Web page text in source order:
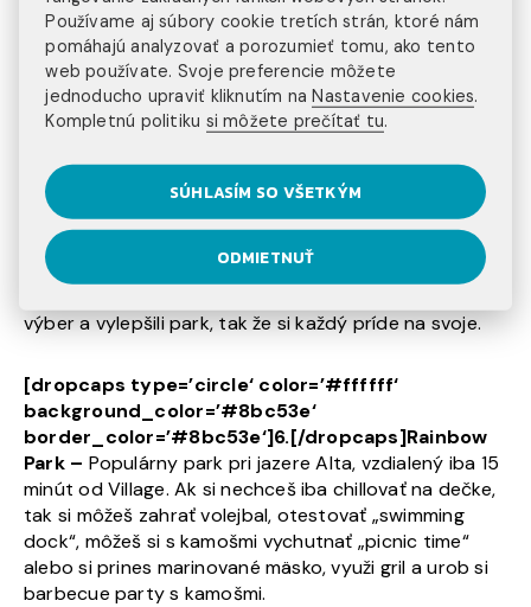
diela staré niekoľko stáročí. Múzeum má 4x do roka
špeciálne exibície malieb, sôch, contemporary filmov a
fotiek.
[dropcaps type=’circle‘ color=’#ffffff‘
background_color=’#fbb043′
border_color=’#fbb043′]5.[/dropcaps]
Whistler
Skate Park– je vynikajúce miesto na oddych
s nohami na skate-e, otvorený je denne od Apríla do
Novembra. Má pre teba pripravené rôzne druhy
výber a vylepšili park, tak že si každý príde na svoje.
[dropcaps type=’circle‘ color=’#ffffff‘
background_color=’#8bc53e‘
border_color=’#8bc53e‘]6.[/dropcaps]Rainbow
Park – Populárny park pri jazere Alta, vzdialený iba 15
minút od Village. Ak si nechceš iba chillovať na dečke,
tak si môžeš zahrať volejbal, otestovať „swimming
dock“, môžeš si s kamošmi vychutnať „picnic time“
alebo si prines marinované mäsko, využi gril a urob si
barbecue party s kamošmi.
Používame aj súbory cookie tretích strán, ktoré nám
pomáhajú analyzovať a porozumieť tomu, ako tento
web používate. Svoje preferencie môžete
jednoducho upraviť kliknutím naNastavenie cookies.
Kompletnú politiku si môžete prečítať tu.
SÚHLASÍM SO VŠETKÝM
ODMIETNUŤ